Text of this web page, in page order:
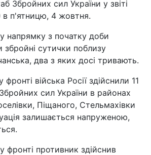
Збройних сил України у звіті
в п'ятницю, 4 жовтня.
напрямку з початку доби
збройні сутички поблизу
два з яких досі тривають.
війська Росії здійснили 11
сил України в районах
Піщаного, Стельмахівки
залишається напруженою,
противник здійснив